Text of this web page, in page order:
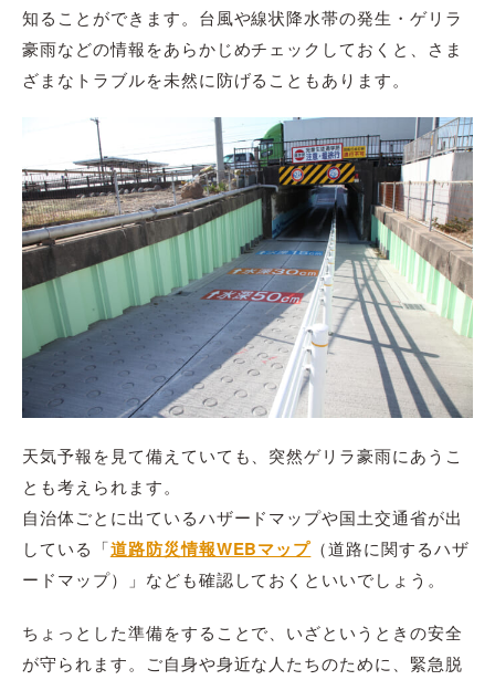
知ることができます。台風や線状降水帯の発生・ゲリラ
豪雨などの情報をあらかじめチェックしておくと、さま
ざまなトラブルを未然に防げることもあります。
天気予報を見て備えていても、突然ゲリラ豪雨にあうこ
とも考えられます。
自治体ごとに出ているハザードマップや国土交通省が出
している「道路防災情報WEBマップ （道路に関するハザ
ードマップ）」なども確認しておくといいでしょう。
ちょっとした準備をすることで、いざというときの安全
が守られます。ご自身や身近な人たちのために、緊急脱